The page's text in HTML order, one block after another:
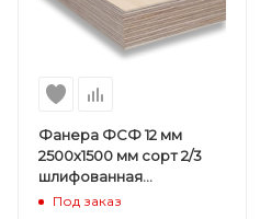
Фанера ФСФ 12 мм
2500х1500 мм сорт 2/3
шлифованная
березовая
Под заказ